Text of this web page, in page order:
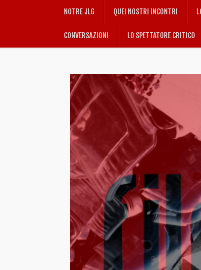
NOTRE JLG QUEI NOSTRI INCONTRI
CONVERSAZIONI LO SPETTATORE CRITICO